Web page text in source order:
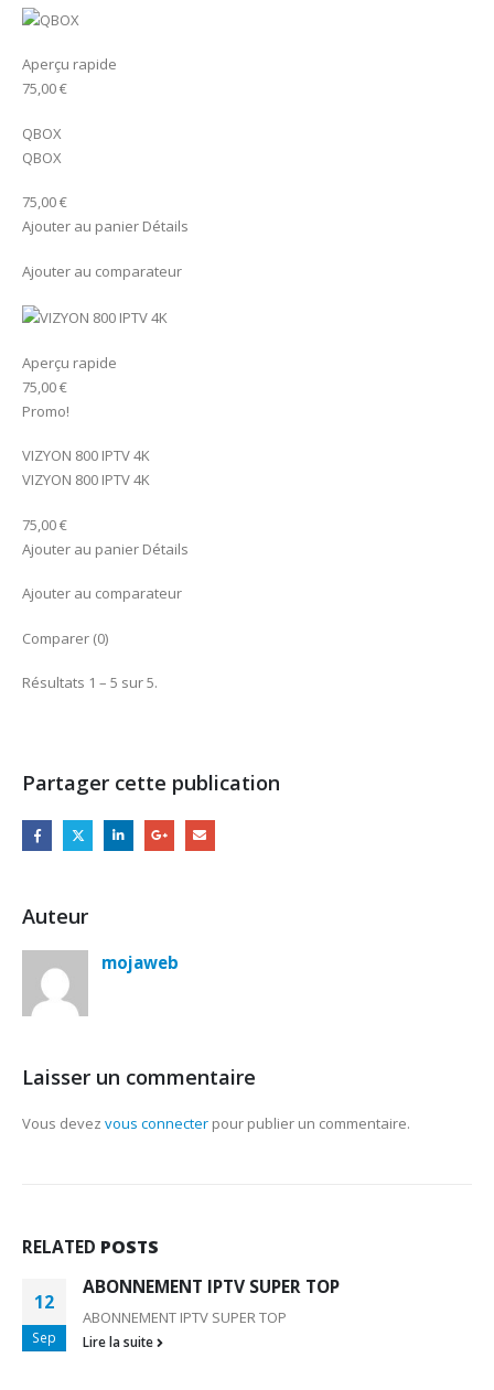
Aperçu rapide
75,00 €
QBOX
QBOX
75,00 €
Ajouter au panier Détails
Ajouter au comparateur
Aperçu rapide
75,00 €
Promo!
VIZYON 800 IPTV 4K
VIZYON 800 IPTV 4K
75,00 €
Ajouter au panier Détails
Ajouter au comparateur
Comparer (0)
Résultats 1 – 5 sur 5.
Partager cette publication
Auteur
mojaweb
Laisser un commentaire
Vous devez vous connecter pour publier un commentaire.
RELATED POSTS
12
Sep
ABONNEMENT IPTV SUPER TOP
ABONNEMENT IPTV SUPER TOP
Lire la suite